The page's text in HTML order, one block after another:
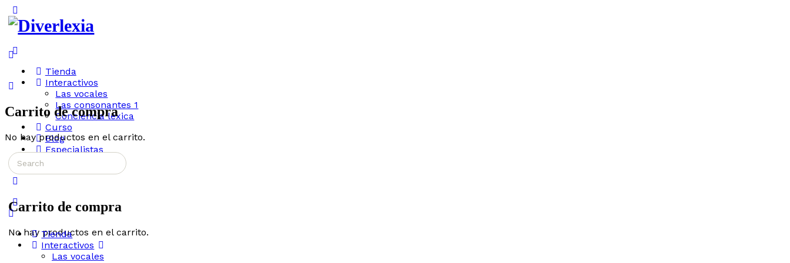
Side
Panel
Tienda
Interactivos
Las vocales
Las consonantes 1
Conciencia léxica
Curso
Blog
Especialistas
Carrito de compra
No hay productos en el carrito.
Carrito de compra
No hay productos en el carrito.
Search
for:
Tienda
Interactivos
Las vocales